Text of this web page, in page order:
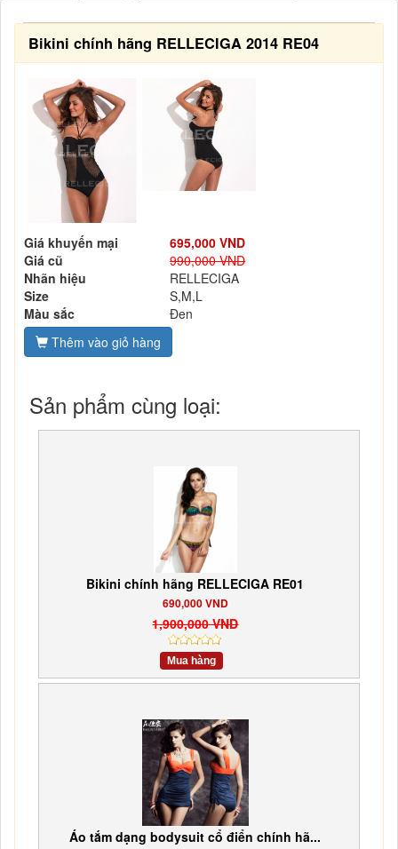
Bikini chính hãng RELLECIGA 2014 RE04
Giá khuyến mại
695,000 VND
Giá cũ
990,000 VND
Nhãn hiệu
RELLECIGA
Size
S,M,L
Màu sắc
Đen
Thêm vào giỏ hàng
Sản phẩm cùng loại:
Bikini chính hãng RELLECIGA RE01
690,000 VND
1,900,000 VND
Mua hàng
Áo tắm dạng bodysuit cổ điển chính hã...